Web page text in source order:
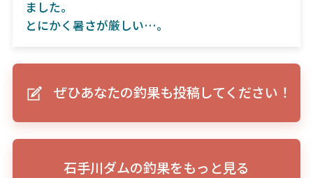
ました。
とにかく暑さが厳しい…。
ぜひあなたの釣果も投稿してください！
石手川ダムの釣果をもっと見る